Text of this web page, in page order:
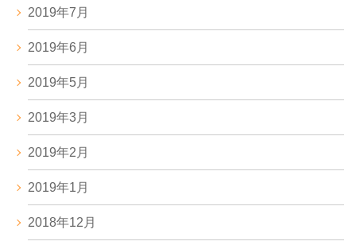
2019年7月
2019年6月
2019年5月
2019年3月
2019年2月
2019年1月
2018年12月